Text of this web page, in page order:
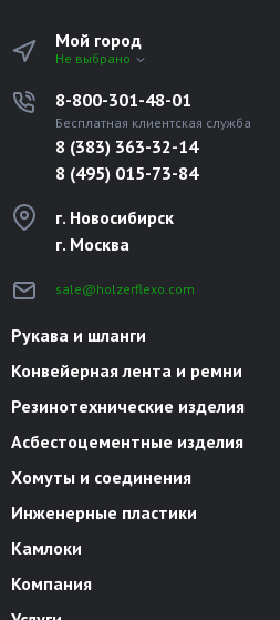
Мой город
Не выбрано
8-800-301-48-01
Бесплатная клиентская служба
8 (383) 363-32-14
8 (495) 015-73-84
г. Новосибирск
г. Москва
sale@holzerflexo.com
Рукава и шланги
Конвейерная лента и ремни
Резинотехнические изделия
Асбестоцементные изделия
Хомуты и соединения
Инженерные пластики
Камлоки
Компания